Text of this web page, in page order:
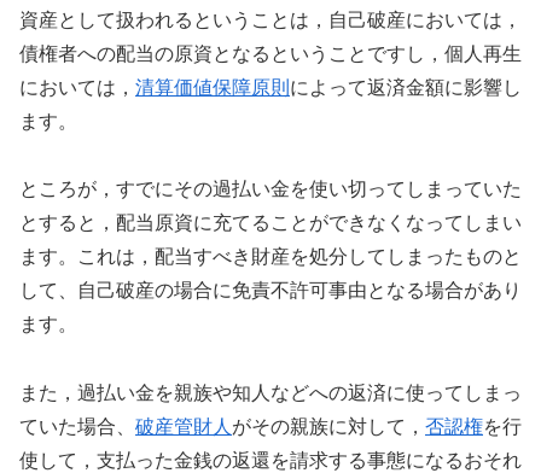
資産として扱われるということは，自己破産においては，
債権者への配当の原資となるということですし，個人再生
においては， 清算価値保障原則 によって返済金額に影響し
ます。
ところが，すでにその過払い金を使い切ってしまっていた
とすると，配当原資に充てることができなくなってしまい
ます。これは，配当すべき財産を処分してしまったものと
して、自己破産の場合に免責不許可事由となる場合があり
ます。
また，過払い金を親族や知人などへの返済に使ってしまっ
ていた場合、 破産管財人 がその親族に対して， 否認権を行
使して，支払った金銭の返還を請求する事態になるおそれ